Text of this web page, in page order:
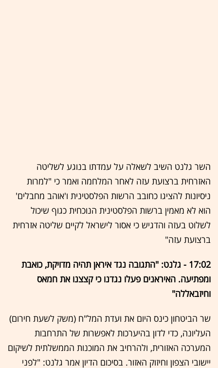
השר גלנט השיב לשאלה על עמדתו בנוגע לשליטה
האזרחית ברצועת עזה לאחר המלחמה ואמר כי "למרות
ניסיונות להציגו כחובב הרשות הפלסטינית ו'אוהב מחבלים'
הוא לא מאמין ברשות הפלסטינית הנוכחית כגוף שיכול
לשלוט בעזה והדגיש כי אסור לישראל לקיים שליטה אזרחית
ברצועת עזה"
17:02 - גלנט: "התגובה נגד איראן תהיה מדויקת, כואבת
ומפתיעה. האיראנים פעלו נגדנו כי קצצנו את חמאס
וחיזבאללה"
שר הביטחון כינס היום את ועדת המל"ח (משק לשעת חירום)
העליונה, כדי לדון בהיערכות לאפשרות של התרחבות
המערכה האזורית, ולהרחיב את המוכנות הממשלתית לשיקום
יישובי הצפון וחיזוק האזור. בסיכום הדיון אמר גלנט: "לפני